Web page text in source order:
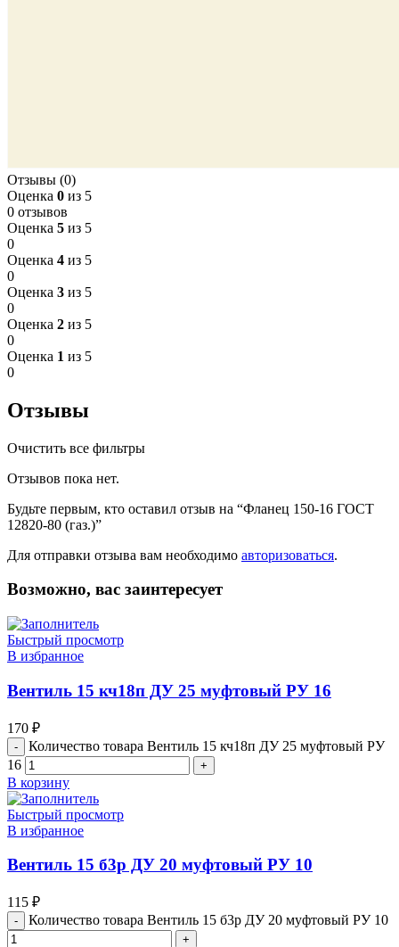
Отзывы (0)
Оценка 0 из 5
0 отзывов
Оценка 5 из 5
0
Оценка 4 из 5
0
Оценка 3 из 5
0
Оценка 2 из 5
0
Оценка 1 из 5
0
Отзывы
Очистить все фильтры
Отзывов пока нет.
Будьте первым, кто оставил отзыв на “Фланец 150-16 ГОСТ
12820-80 (газ.)”
Для отправки отзыва вам необходимо авторизоваться.
Возможно, вас заинтересует
Быстрый просмотр
В избранное
Вентиль 15 кч18п ДУ 25 муфтовый РУ 16
170 ₽
Количество товара Вентиль 15 кч18п ДУ 25 муфтовый РУ
16
В корзину
Быстрый просмотр
В избранное
Вентиль 15 б3р ДУ 20 муфтовый РУ 10
115 ₽
Количество товара Вентиль 15 б3р ДУ 20 муфтовый РУ 10